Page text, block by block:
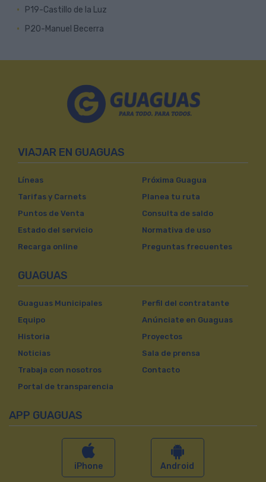
P19-Castillo de la Luz
P20-Manuel Becerra
VIAJAR EN GUAGUAS
Líneas
Tarifas y Carnets
Puntos de Venta
Estado del servicio
Recarga online
Próxima Guagua
Planea tu ruta
Consulta de saldo
Normativa de uso
Preguntas frecuentes
GUAGUAS
Guaguas Municipales
Equipo
Historia
Noticias
Trabaja con nosotros
Portal de transparencia
Perfil del contratante
Anúnciate en Guaguas
Proyectos
Sala de prensa
Contacto
APP GUAGUAS
iPhone Android